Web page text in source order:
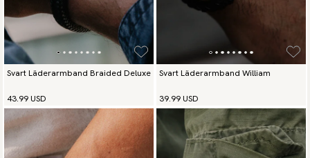
Svart Läderarmband Braided Deluxe
43.99 USD
Svart Läderarmband William
39.99 USD